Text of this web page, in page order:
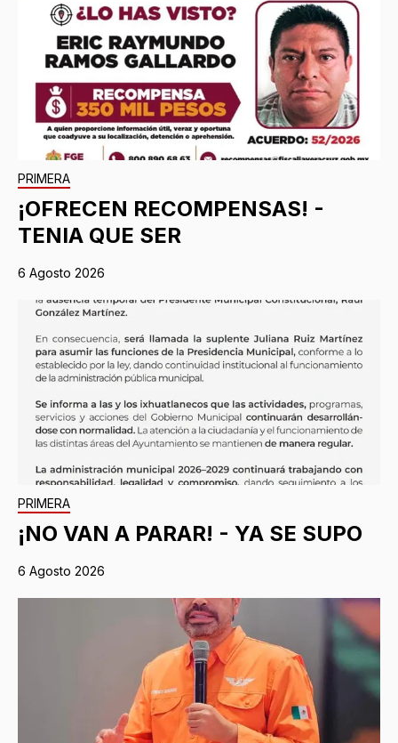
PRIMERA
¡OFRECEN RECOMPENSAS! -
TENIA QUE SER
6 Agosto 2026
PRIMERA
¡NO VAN A PARAR! - YA SE SUPO
6 Agosto 2026